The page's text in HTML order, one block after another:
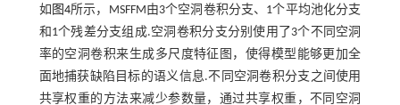
如 图4所示，MSFFM由3个空洞卷积分支、1个平均池化分支
和1个残差分支组成.空洞卷积分支分别使用了3个不同空洞
率的空洞卷积来生成多尺度特征图，使得模型能够更加全
面地捕获缺陷目标的语义信息.不同空洞卷积分支之间使用
共享权重的方法来减少参数量，通过共享权重，不同空洞